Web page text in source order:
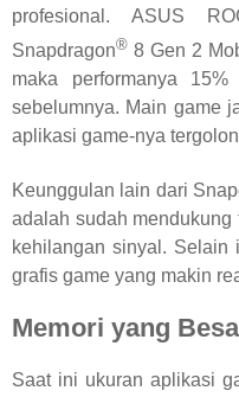
profesional. ASUS
Snapdragon® 8 Gen 2
maka performanya
sebelumnya. Main game
aplikasi game-nya
Keunggulan lain dari
adalah sudah mendukung
kehilangan sinyal. Selain
grafis game yang makin
Memori yang
Saat ini ukuran aplikasi